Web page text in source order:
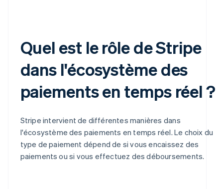
Quel est le rôle de Stripe
dans l'écosystème des
paiements en temps réel ?
Stripe intervient de différentes manières dans
l'écosystème des paiements en temps réel. Le choix du
type de paiement dépend de si vous encaissez des
paiements ou si vous effectuez des déboursements.